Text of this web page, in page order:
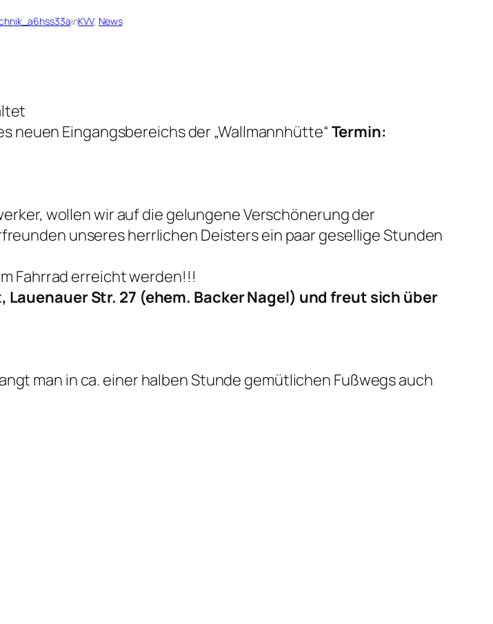
inKVV, News
neuen Eingangsbereichs der „Wallmannhütte“ Termin:
wollen wir auf die gelungene Verschönerung der
unseres herrlichen Deisters ein paar gesellige Stunden
Fahrrad erreicht werden!!!
Str. 27 (ehem. Backer Nagel) und freut sich über
man in ca. einer halben Stunde gemütlichen Fußwegs auch